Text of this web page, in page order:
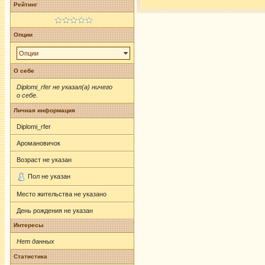
Рейтинг
Опции
Опции
О себе
Diplomi_rfer не указал(а) ничего
о себе.
Личная информация
Diplomi_rfer
Аромановичок
Возраст не указан
Пол не указан
Место жительства не указано
День рождения не указан
Интересы
Нет данных
Статистика